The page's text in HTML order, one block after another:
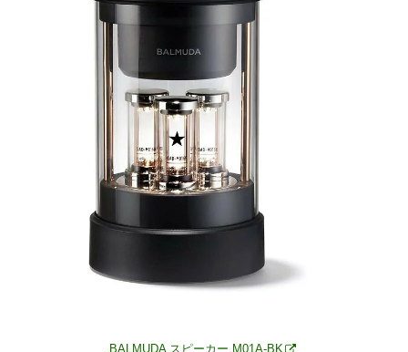
BALMUDA スピーカー M01A-BK